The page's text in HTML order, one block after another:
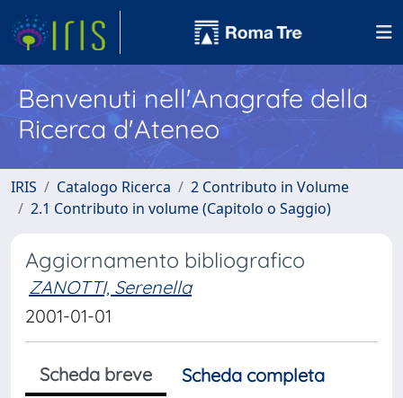
Benvenuti nell'Anagrafe della
Ricerca d'Ateneo
IRIS Catalogo Ricerca
2 Contributo in Volume
2.1 Contributo in volume (Capitolo o Saggio)
Aggiornamento bibliografico
ZANOTTI, Serenella
2001-01-01
Scheda breve
Scheda completa